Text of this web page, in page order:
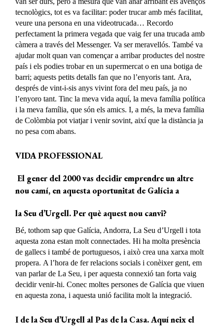
tecnològics, tot es va facilitar: poder trucar amb més facilitat,
veure una persona en una videotrucada… Recordo
perfectament la primera vegada que vaig fer una trucada amb
càmera a través del Messenger. Va ser meravellós. També va
ajudar molt quan van començar a arribar productes del nostre
país i els podies trobar en un supermercat o en una botiga de
barri; aquests petits detalls fan que no l’enyoris tant. Ara,
després de vint-i-sis anys vivint fora del meu país, ja no
l’enyoro tant. Tinc la meva vida aquí, la meva família política
i la meva família, que són els amics. I, a més, la meva família
de Colòmbia pot viatjar i venir sovint, així que la distància ja
no pesa com abans.
VIDA PROFESSIONAL
El gener del 2000 vas decidir emprendre un altre
nou camí, en aquesta oportunitat de Galícia a
la Seu d’Urgell. Per què aquest nou canvi?
Bé, tothom sap que Galícia, Andorra, La Seu d’Urgell i tota
aquesta zona estan molt connectades. Hi ha molta presència
de gallecs i també de portuguesos, i això crea una xarxa molt
propera. A l’hora de fer relacions socials i conèixer gent, em
van parlar de La Seu, i per aquesta connexió tan forta vaig
decidir venir-hi. Conec moltes persones de Galícia que viuen
en aquesta zona, i aquesta unió facilita molt la integració.
I de la Seu d’Urgell al Pas de la Casa. Aquí neix el